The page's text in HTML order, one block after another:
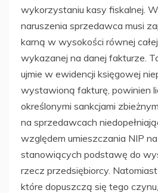
wykorzystaniu kasy fiskalnej.
naruszenia sprzedawca musi
karną w wysokości równej
wykazanej na danej fakturze.
ujmie w ewidencji księgowej
wystawioną fakturę, powinien
określonymi sankcjami
na sprzedawcach
względem umieszczania NIP
stanowiących podstawę do
rzecz przedsiębiorcy.
które dopuszczą się tego